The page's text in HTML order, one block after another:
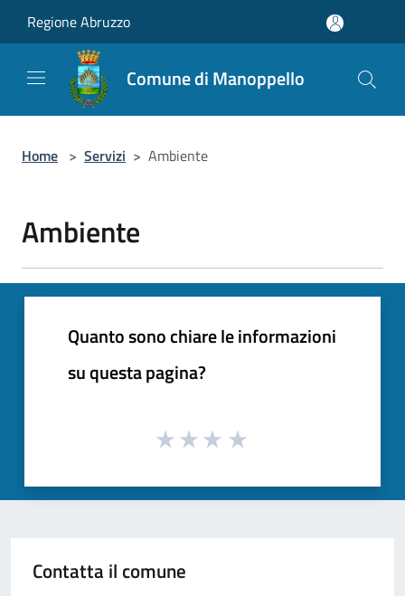
Regione Abruzzo
Comune di Manoppello
Home > Servizi > Ambiente
Ambiente
Quanto sono chiare le informazioni
su questa pagina?
Contatta il comune